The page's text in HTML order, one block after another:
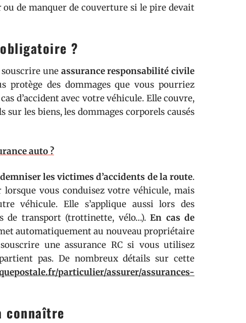
de manquer de couverture si le pire devait
obligatoire ?
une assurance responsabilité civile
protège des dommages que vous pourriez
d’accident avec votre véhicule. Elle couvre,
les biens, les dommages corporels causés
auto ?
les victimes d’accidents de la route.
lorsque vous conduisez votre véhicule, mais
véhicule. Elle s’applique aussi lors des
de transport (trottinette, vélo…). En cas de
automatiquement au nouveau propriétaire
une assurance RC si vous utilisez
pas. De nombreux détails sur cette
particulier/assurer/assurances-
connaître